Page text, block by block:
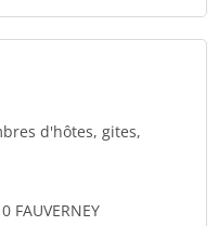
d'hôtes, gites,
FAUVERNEY